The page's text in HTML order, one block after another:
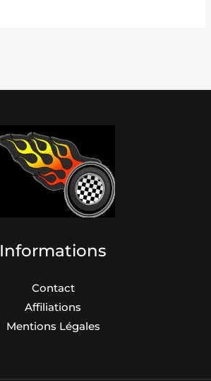
Informations
Contact
Affiliations
Mentions Légales